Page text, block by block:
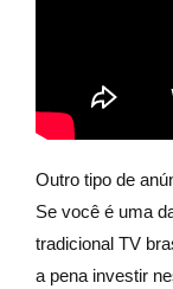
Outro tipo de
Se você é uma
tradicional TV
a pena investir